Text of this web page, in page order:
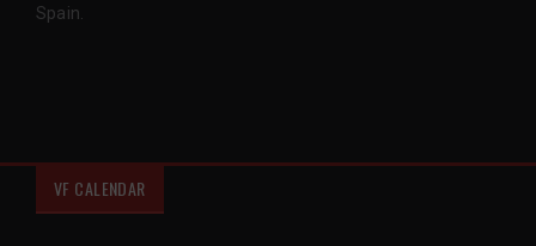
Spain.
VF CALENDAR